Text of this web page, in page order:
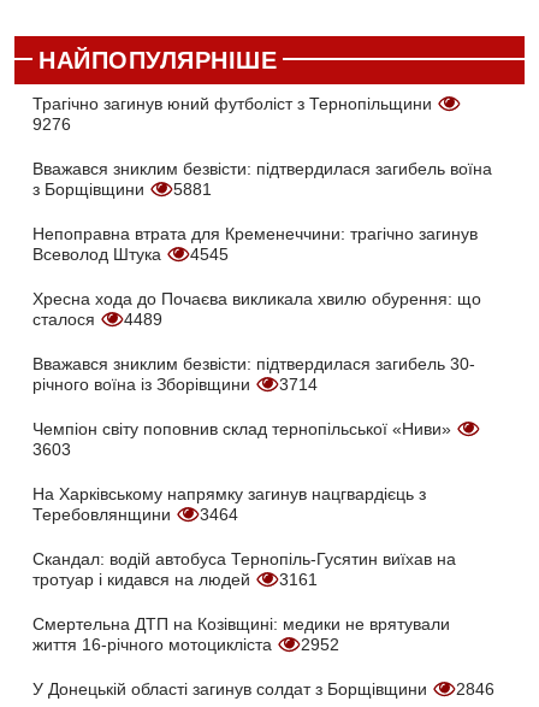
НАЙПОПУЛЯРНІШЕ
Трагічно загинув юний футболіст з Тернопільщини
9276
Вважався зниклим безвісти: підтвердилася загибель воїна
з Борщівщини
5881
Непоправна втрата для Кременеччини: трагічно загинув
Всеволод Штука
4545
Хресна хода до Почаєва викликала хвилю обурення: що
сталося
4489
Вважався зниклим безвісти: підтвердилася загибель 30-
річного воїна із Зборівщини
3714
Чемпіон світу поповнив склад тернопільської «Ниви»
3603
На Харківському напрямку загинув нацгвардієць з
Теребовлянщини
3464
Скандал: водій автобуса Тернопіль-Гусятин виїхав на
тротуар і кидався на людей
3161
Смертельна ДТП на Козівщині: медики не врятували
життя 16-річного мотоцикліста
2952
У Донецькій області загинув солдат з Борщівщини 2846